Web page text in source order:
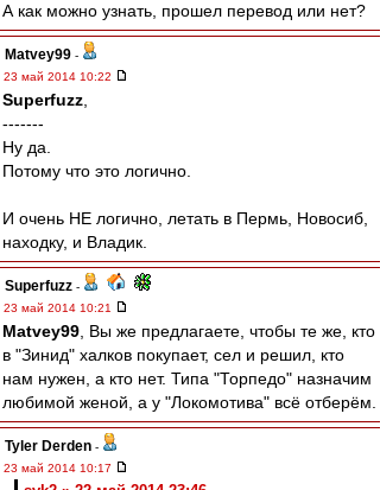
А как можно узнать, прошел перевод или нет?
Matvey99 -
23 май 2014 10:22
Superfuzz
-------
Ну да.
Потому что это логично.
И очень НЕ логично, летать в Пермь, Новосиб,
находку, и Владик.
Superfuzz -
23 май 2014 10:21
Matvey99 , Вы же предлагаете, чтобы те же, кто
в "Зинид" халков покупает, сел и решил, кто
нам нужен, а кто нет. Типа "Торпедо" назначим
любимой женой, а у "Локомотива" всё отберём.
Tyler Derden -
23 май 2014 10:17